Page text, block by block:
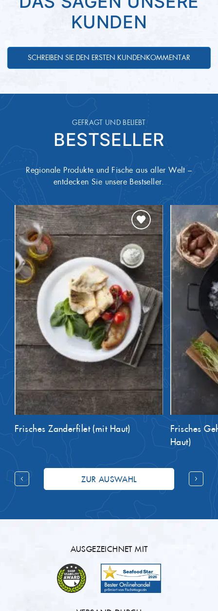
Artikel-Nummer ONL10044
davon Zucker 0,20 g
KUNDEN
SCHREIBEN SIE DEN ERSTEN KUNDENKOMMENTAR
GEFRAGT UND BELIEBT
BESTSELLER
Regionale Produkte und Fische aus aller Welt –
entdecken Sie unsere Bestseller.
Frisches Zanderfilet (mit Haut)
Frisches
Haut)
ZUR AUSWAHL
AUSGEZEICHNET MIT